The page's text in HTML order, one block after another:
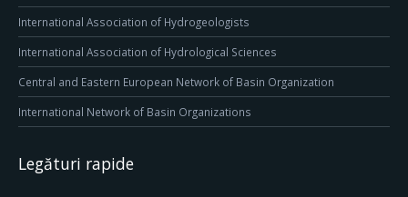
International Association of Hydrogeologists
International Association of Hydrological Sciences
Central and Eastern European Network of Basin Organization
International Network of Basin Organizations
Legături rapide